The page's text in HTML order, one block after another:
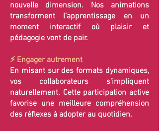
nouvelle dimension. Nos animations
transforment l’apprentissage en un
moment interactif où plaisir et
pédagogie vont de pair.
⚡ Engager autrement
En misant sur des formats dynamiques,
vos collaborateurs s’impliquent
naturellement. Cette participation active
favorise une meilleure compréhension
des réflexes à adopter au quotidien.